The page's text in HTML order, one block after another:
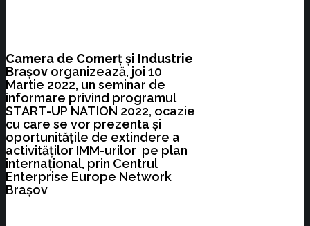
Camera de Comerț și Industrie
Brașov organizează, joi 10
Martie 2022, un seminar de
informare privind programul
START-UP NATION 2022, ocazie
cu care se vor prezenta și
oportunitățile de extindere a
activităților IMM-urilor pe plan
internațional, prin Centrul
Enterprise Europe Network
Braşov